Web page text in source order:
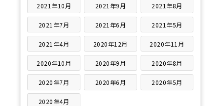
2021年10月 2021年9月 2021年8月
2021年7月 2021年6月 2021年5月
2021年4月 2020年12月 2020年11月
2020年10月 2020年9月 2020年8月
2020年7月 2020年6月 2020年5月
2020年4月